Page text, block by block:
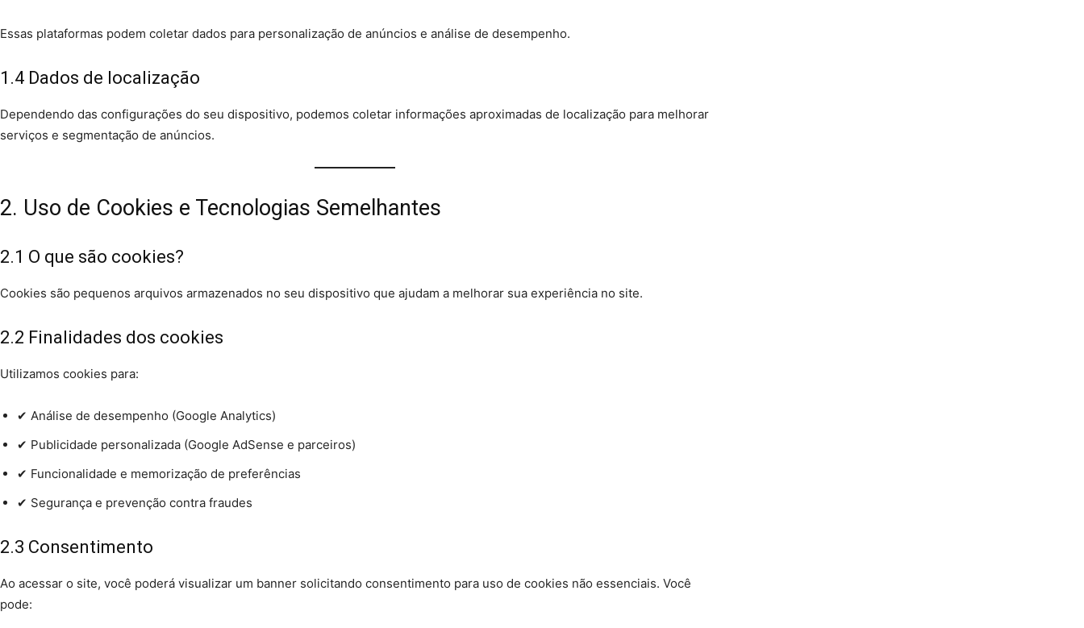
Essas plataformas podem coletar dados para personalização de anúncios e análise de desempenho.
1.4 Dados de localização
Dependendo das configurações do seu dispositivo, podemos coletar informações aproximadas de localização para melhorar
serviços e segmentação de anúncios.
2. Uso de Cookies e Tecnologias Semelhantes
2.1 O que são cookies?
Cookies são pequenos arquivos armazenados no seu dispositivo que ajudam a melhorar sua experiência no site.
2.2 Finalidades dos cookies
Utilizamos cookies para:
✔ Análise de desempenho (Google Analytics)
✔ Publicidade personalizada (Google AdSense e parceiros)
✔ Funcionalidade e memorização de preferências
✔ Segurança e prevenção contra fraudes
2.3 Consentimento
Ao acessar o site, você poderá visualizar um banner solicitando consentimento para uso de cookies não essenciais. Você
pode: